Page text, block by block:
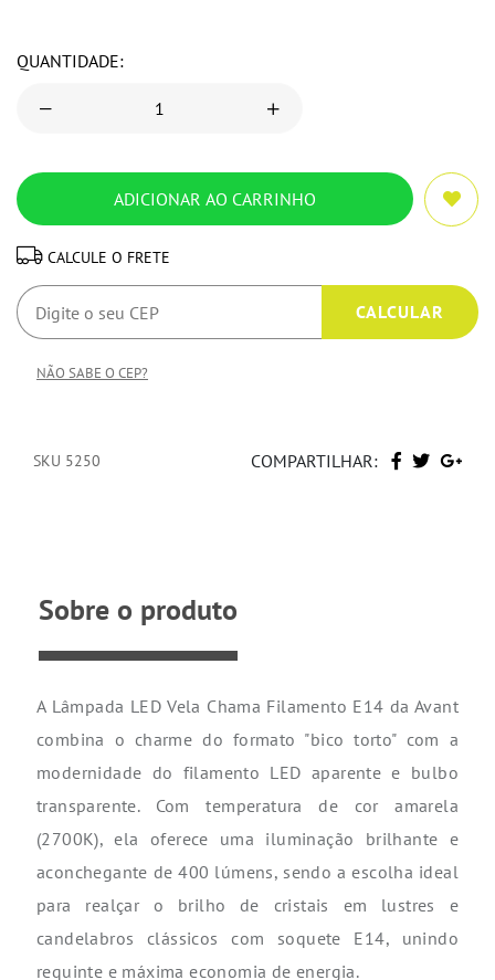
QUANTIDADE:
CALCULE O FRETE
NÃO SABE O CEP?
SKU 5250 COMPARTILHAR:
Sobre o produto
A Lâmpada LED Vela Chama Filamento E14 da Avant
combina o charme do formato "bico torto" com a
modernidade do filamento LED aparente e bulbo
transparente. Com temperatura de cor amarela
(2700K), ela oferece uma iluminação brilhante e
aconchegante de 400 lúmens, sendo a escolha ideal
para realçar o brilho de cristais em lustres e
candelabros clássicos com soquete E14, unindo
requinte e máxima economia de energia.